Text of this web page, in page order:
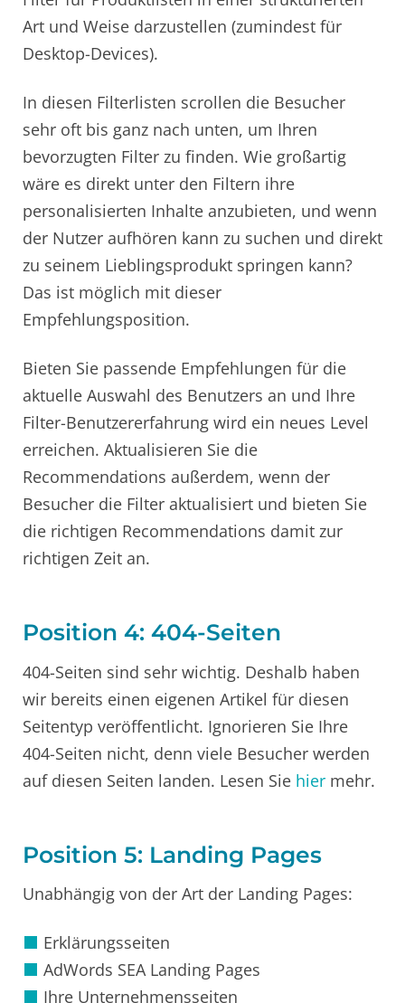
Art und Weise darzustellen (zumindest für
Desktop-Devices).
In diesen Filterlisten scrollen die Besucher
sehr oft bis ganz nach unten, um Ihren
bevorzugten Filter zu finden. Wie großartig
wäre es direkt unter den Filtern ihre
personalisierten Inhalte anzubieten, und wenn
der Nutzer aufhören kann zu suchen und direkt
zu seinem Lieblingsprodukt springen kann?
Das ist möglich mit dieser
Empfehlungsposition.
Bieten Sie passende Empfehlungen für die
aktuelle Auswahl des Benutzers an und Ihre
Filter-Benutzererfahrung wird ein neues Level
erreichen. Aktualisieren Sie die
Recommendations außerdem, wenn der
Besucher die Filter aktualisiert und bieten Sie
die richtigen Recommendations damit zur
richtigen Zeit an.
Position 4: 404-Seiten
404-Seiten sind sehr wichtig. Deshalb haben
wir bereits einen eigenen Artikel für diesen
Seitentyp veröffentlicht. Ignorieren Sie Ihre
404-Seiten nicht, denn viele Besucher werden
auf diesen Seiten landen. Lesen Sie hier mehr.
Position 5: Landing Pages
Unabhängig von der Art der Landing Pages:
Erklärungsseiten
AdWords SEA Landing Pages
Ihre Unternehmensseiten